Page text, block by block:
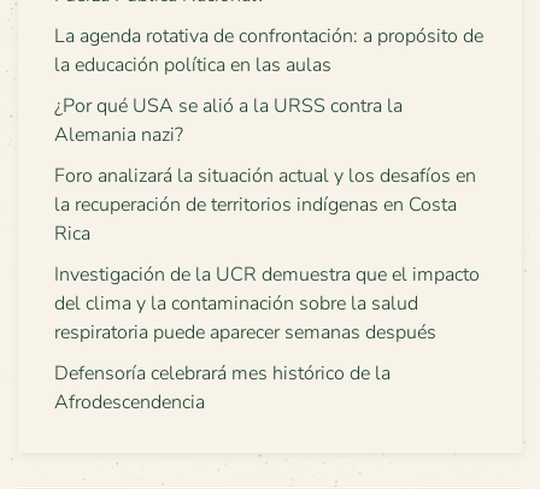
La agenda rotativa de confrontación: a propósito de
la educación política en las aulas
¿Por qué USA se alió a la URSS contra la
Alemania nazi?
Foro analizará la situación actual y los desafíos en
la recuperación de territorios indígenas en Costa
Rica
Investigación de la UCR demuestra que el impacto
del clima y la contaminación sobre la salud
respiratoria puede aparecer semanas después
Defensoría celebrará mes histórico de la
Afrodescendencia